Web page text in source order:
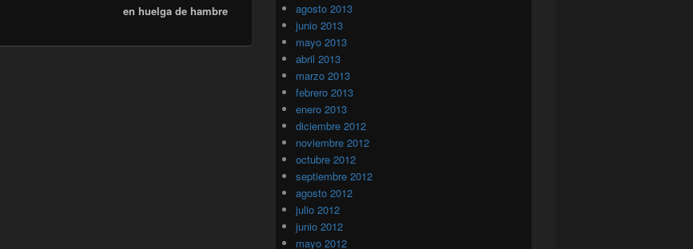
en huelga de hambre
agosto 2013
junio 2013
mayo 2013
abril 2013
marzo 2013
febrero 2013
enero 2013
diciembre 2012
noviembre 2012
octubre 2012
septiembre 2012
agosto 2012
julio 2012
junio 2012
mayo 2012